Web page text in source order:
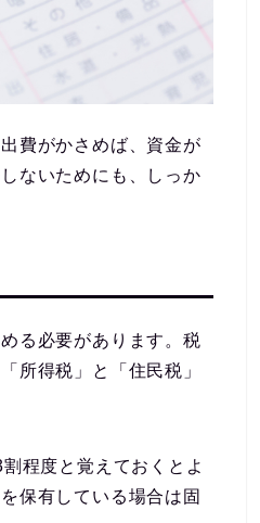
費がかさめば、資金が
ないためにも、しっか
る必要があります。税
所得税」と「住民税」
程度と覚えておくとよ
保有している場合は固